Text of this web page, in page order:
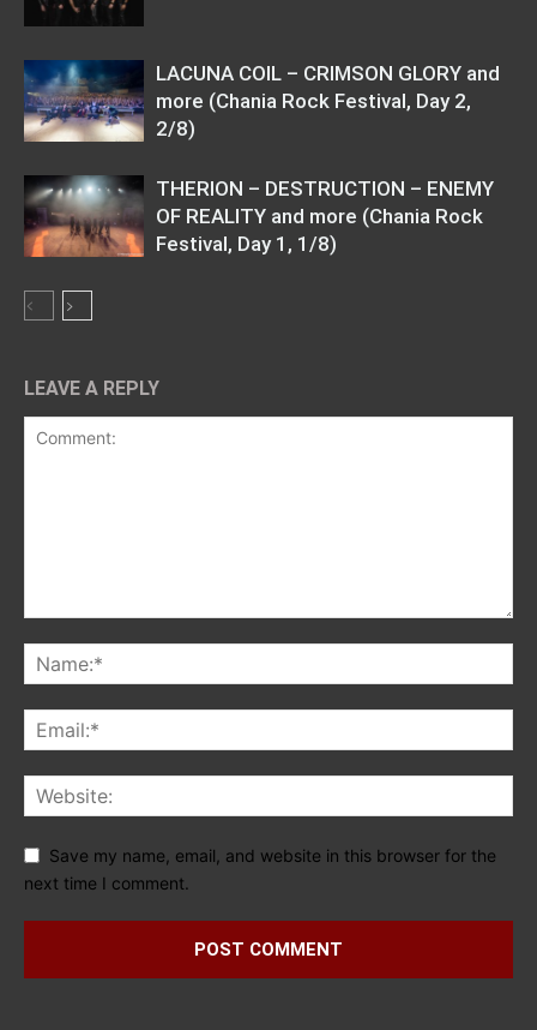
LACUNA COIL – CRIMSON GLORY and
more (Chania Rock Festival, Day 2,
2/8)
THERION – DESTRUCTION – ENEMY
OF REALITY and more (Chania Rock
Festival, Day 1, 1/8)
LEAVE A REPLY
Save my name, email, and website in this browser for the
next time I comment.